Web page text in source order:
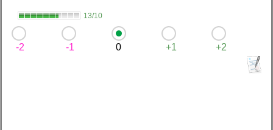
13/10
-2 -1 0 +1 +2